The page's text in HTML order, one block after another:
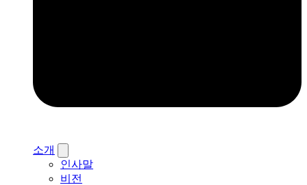
소개
인사말
비전